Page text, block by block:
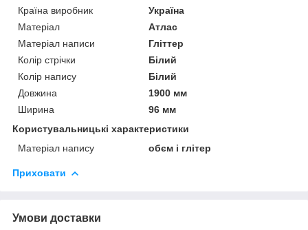
Країна виробник
Україна
Матеріал
Атлас
Матеріал написи
Гліттер
Колір стрічки
Білий
Колір напису
Білий
Довжина
1900 мм
Ширина
96 мм
Користувальницькі характеристики
Матеріал напису
обєм і глітер
Приховати
Умови доставки